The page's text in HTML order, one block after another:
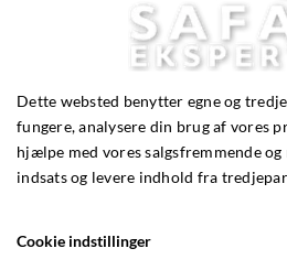
De bedste
Den ultimative tigersafari
Oplev “The Big Five” i
Dette websted benytter egne og
fungere, analysere din brug af vores
hjælpe med vores salgsfremmende
indsats og levere indhold fra
Cookie indstillinger